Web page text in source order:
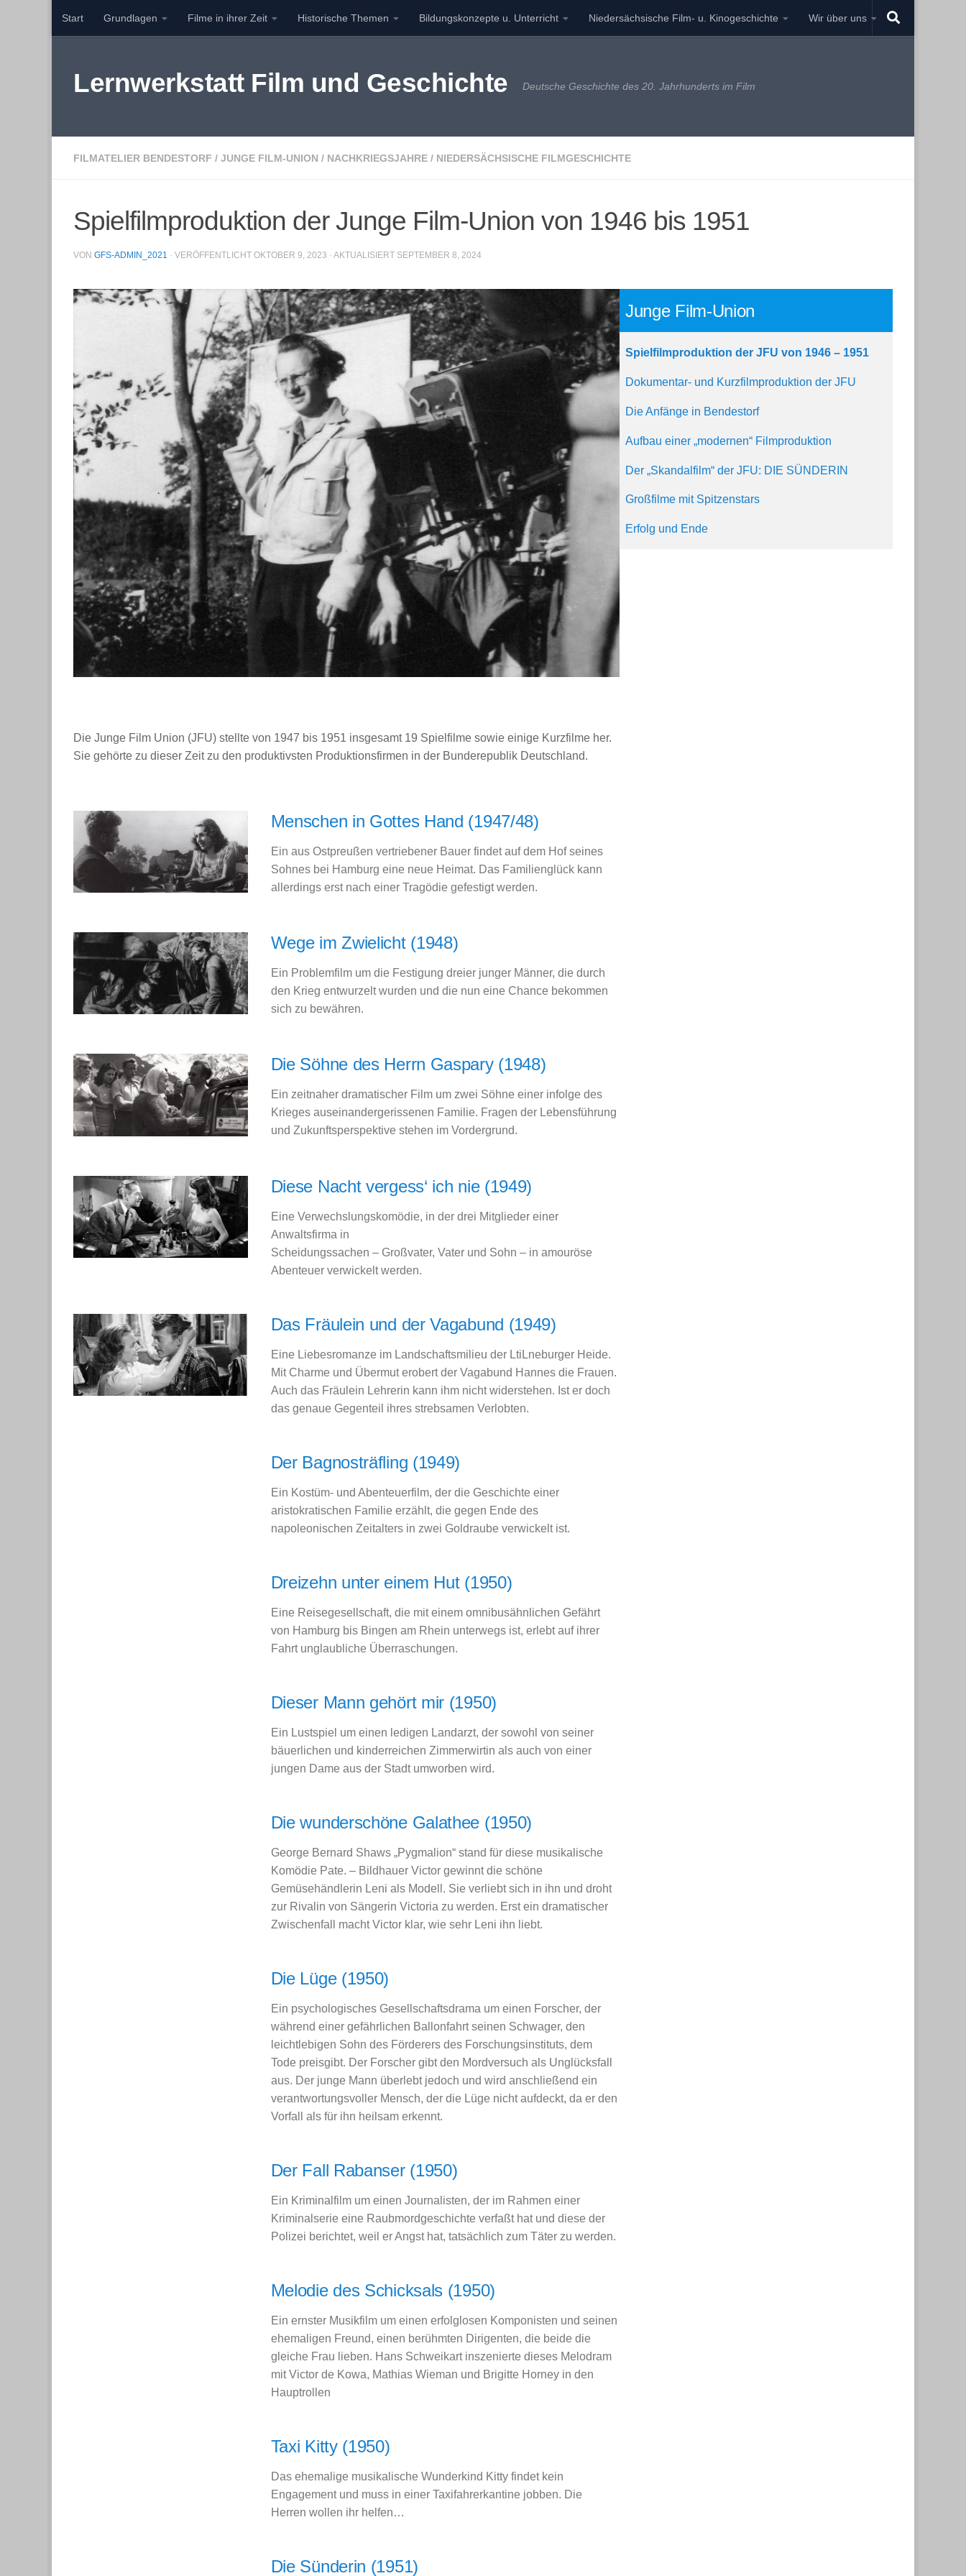
Zum Inhalt springen
Start Grundlagen Filme in ihrer Zeit Historische Themen Bildungskonzepte u. Unterricht Niedersächsische Film- u. Kinogeschichte Wir über uns
Lernwerkstatt Film und Geschichte Deutsche Geschichte des 20. Jahrhunderts im Film
FILMATELIER BENDESTORF / JUNGE FILM-UNION / NACHKRIEGSJAHRE / NIEDERSÄCHSISCHE FILMGESCHICHTE
Spielfilmproduktion der Junge Film-Union von 1946 bis 1951
VON GFS-ADMIN_2021 · VERÖFFENTLICHT OKTOBER 9, 2023 · AKTUALISIERT SEPTEMBER 8, 2024
Die Junge Film Union (JFU) stellte von 1947 bis 1951 insgesamt 19 Spielfilme sowie einige Kurzfilme her.
Sie gehörte zu dieser Zeit zu den produktivsten Produktionsfirmen in der Bunderepublik Deutschland.
Menschen in Gottes Hand (1947/48)
Ein aus Ostpreußen vertriebener Bauer findet auf dem Hof seines
Sohnes bei Hamburg eine neue Heimat. Das Familienglück kann
allerdings erst nach einer Tragödie gefestigt werden.
Wege im Zwielicht (1948)
Ein Problemfilm um die Festigung dreier junger Männer, die durch
den Krieg entwurzelt wurden und die nun eine Chance bekommen
sich zu bewähren.
Die Söhne des Herrn Gaspary (1948)
Ein zeitnaher dramatischer Film um zwei Söhne einer infolge des
Krieges auseinandergerissenen Familie. Fragen der Lebensführung
und Zukunftsperspektive stehen im Vordergrund.
Diese Nacht vergess‘ ich nie (1949)
Eine Verwechslungskomödie, in der drei Mitglieder einer
Anwaltsfirma in
Scheidungssachen – Großvater, Vater und Sohn – in amouröse
Abenteuer verwickelt werden.
Das Fräulein und der Vagabund (1949)
Eine Liebesromanze im Landschaftsmilieu der LtiLneburger Heide.
Mit Charme und Übermut erobert der Vagabund Hannes die Frauen.
Auch das Fräulein Lehrerin kann ihm nicht widerstehen. Ist er doch
das genaue Gegenteil ihres strebsamen Verlobten.
Der Bagnosträfling (1949)
Ein Kostüm- und Abenteuerfilm, der die Geschichte einer
aristokratischen Familie erzählt, die gegen Ende des
napoleonischen Zeitalters in zwei Goldraube verwickelt ist.
Dreizehn unter einem Hut (1950)
Eine Reisegesellschaft, die mit einem omnibusähnlichen Gefährt
von Hamburg bis Bingen am Rhein unterwegs ist, erlebt auf ihrer
Fahrt unglaubliche Überraschungen.
Dieser Mann gehört mir (1950)
Ein Lustspiel um einen ledigen Landarzt, der sowohl von seiner
bäuerlichen und kinderreichen Zimmerwirtin als auch von einer
jungen Dame aus der Stadt umworben wird.
Die wunderschöne Galathee (1950)
George Bernard Shaws „Pygmalion“ stand für diese musikalische
Komödie Pate. – Bildhauer Victor gewinnt die schöne
Gemüsehändlerin Leni als Modell. Sie verliebt sich in ihn und droht
zur Rivalin von Sängerin Victoria zu werden. Erst ein dramatischer
Zwischenfall macht Victor klar, wie sehr Leni ihn liebt.
Die Lüge (1950)
Ein psychologisches Gesellschaftsdrama um einen Forscher, der
während einer gefährlichen Ballonfahrt seinen Schwager, den
leichtlebigen Sohn des Förderers des Forschungsinstituts, dem
Tode preisgibt. Der Forscher gibt den Mordversuch als Unglücksfall
aus. Der junge Mann überlebt jedoch und wird anschließend ein
verantwortungsvoller Mensch, der die Lüge nicht aufdeckt, da er den
Vorfall als für ihn heilsam erkennt.
Der Fall Rabanser (1950)
Ein Kriminalfilm um einen Journalisten, der im Rahmen einer
Kriminalserie eine Raubmordgeschichte verfaßt hat und diese der
Polizei berichtet, weil er Angst hat, tatsächlich zum Täter zu werden.
Melodie des Schicksals (1950)
Ein ernster Musikfilm um einen erfolglosen Komponisten und seinen
ehemaligen Freund, einen berühmten Dirigenten, die beide die
gleiche Frau lieben. Hans Schweikart inszenierte dieses Melodram
mit Victor de Kowa, Mathias Wieman und Brigitte Horney in den
Hauptrollen
Taxi Kitty (1950)
Das ehemalige musikalische Wunderkind Kitty findet kein
Engagement und muss in einer Taxifahrerkantine jobben. Die
Herren wollen ihr helfen…
Die Sünderin (1951)
Junge Film-Union
Spielfilmproduktion der JFU von 1946 – 1951
Dokumentar- und Kurzfilmproduktion der JFU
Die Anfänge in Bendestorf
Aufbau einer „modernen“ Filmproduktion
Der „Skandalfilm“ der JFU: DIE SÜNDERIN
Großfilme mit Spitzenstars
Erfolg und Ende